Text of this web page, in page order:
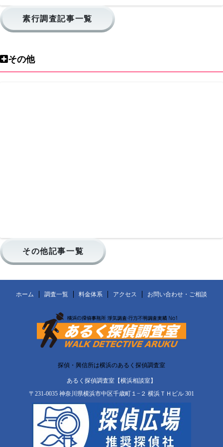
素行調査記事一覧
その他
その他記事一覧
ホーム 調査一覧 料金体系 アクセス お問い合わせ・ご相談
探偵・興信所は横浜のあるく探偵調査室
あるく探偵調査室【横浜相談室】
〒231-0035 神奈川県横浜市中区千歳町１−２ 横浜ＴＨビル 301